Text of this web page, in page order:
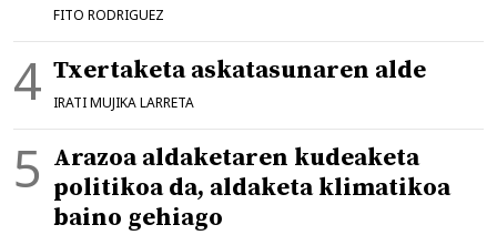
FITO RODRIGUEZ
Txertaketa askatasunaren alde
IRATI MUJIKA LARRETA
Arazoa aldaketaren kudeaketa
politikoa da, aldaketa klimatikoa
baino gehiago